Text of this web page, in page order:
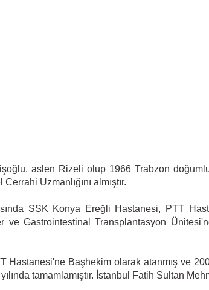
aslen Rizeli olup 1966 Trabzon
Uzmanlığını almıştır.
SSK Konya Ereğli Hastanesi, PTT
ve Gastrointestinal Transplantasyon
Hastanesi'ne Başhekim olarak atanmış ve
tamamlamıştır. İstanbul Fatih Sultan